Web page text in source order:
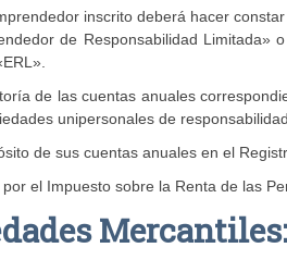
inscrito deberá hacer
de Responsabilidad Limitada»
de las cuentas anuales
unipersonales de
de sus cuentas anuales en el
el Impuesto sobre la Renta de las
Mercantiles: